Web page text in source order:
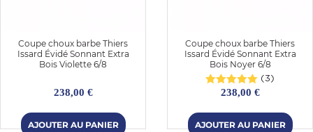
Coupe choux barbe Thiers
Issard Évidé Sonnant Extra
Bois Violette 6/8
238,00 €
Coupe choux barbe Thiers
Issard Évidé Sonnant Extra
Bois Noyer 6/8
(3)
238,00 €